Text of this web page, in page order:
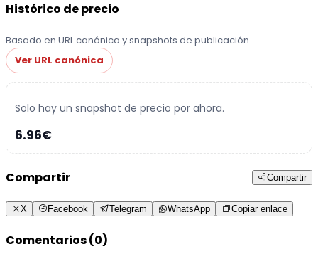
Histórico de precio
Basado en URL canónica y snapshots de publicación.
Ver URL canónica
Solo hay un snapshot de precio por ahora.
6.96€
Compartir Compartir
X Facebook Telegram WhatsApp Copiar enlace
Comentarios (0)